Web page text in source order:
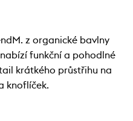
z organické bavlny
funkční a pohodlné
krátkého průstřihu na
knoflíček.